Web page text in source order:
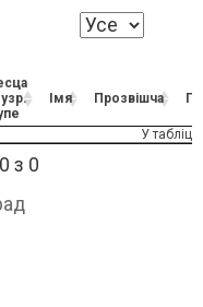
узр.
Імя Прозвішча
У
з 0